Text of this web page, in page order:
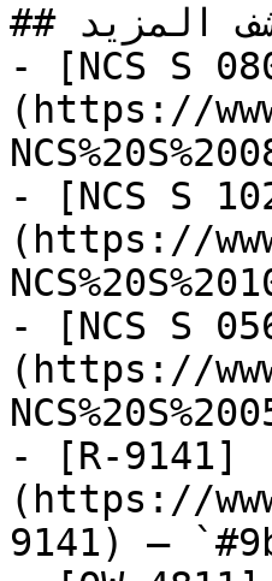
## اكتشف المزيد
- [NCS S
(https://
- [NCS S
(https://
- [NCS S
(https://
- [R-9141]
(https://
9141) —